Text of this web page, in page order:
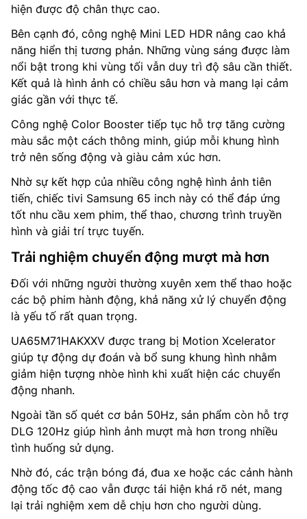
hiện được độ chân thực cao.
Bên cạnh đó, công nghệ Mini LED HDR nâng cao khả
năng hiển thị tương phản. Những vùng sáng được làm
nổi bật trong khi vùng tối vẫn duy trì độ sâu cần thiết.
Kết quả là hình ảnh có chiều sâu hơn và mang lại cảm
giác gần với thực tế.
Công nghệ Color Booster tiếp tục hỗ trợ tăng cường
màu sắc một cách thông minh, giúp mỗi khung hình
trở nên sống động và giàu cảm xúc hơn.
Nhờ sự kết hợp của nhiều công nghệ hình ảnh tiên
tiến, chiếc tivi Samsung 65 inch này có thể đáp ứng
tốt nhu cầu xem phim, thể thao, chương trình truyền
hình và giải trí trực tuyến.
Trải nghiệm chuyển động mượt mà hơn
Đối với những người thường xuyên xem thể thao hoặc
các bộ phim hành động, khả năng xử lý chuyển động
là yếu tố rất quan trọng.
UA65M71HAKXXV được trang bị Motion Xcelerator
giúp tự động dự đoán và bổ sung khung hình nhằm
giảm hiện tượng nhòe hình khi xuất hiện các chuyển
động nhanh.
Ngoài tần số quét cơ bản 50Hz, sản phẩm còn hỗ trợ
DLG 120Hz giúp hình ảnh mượt mà hơn trong nhiều
tình huống sử dụng.
Nhờ đó, các trận bóng đá, đua xe hoặc các cảnh hành
động tốc độ cao vẫn được tái hiện khá rõ nét, mang
lại trải nghiệm xem dễ chịu hơn cho người dùng.